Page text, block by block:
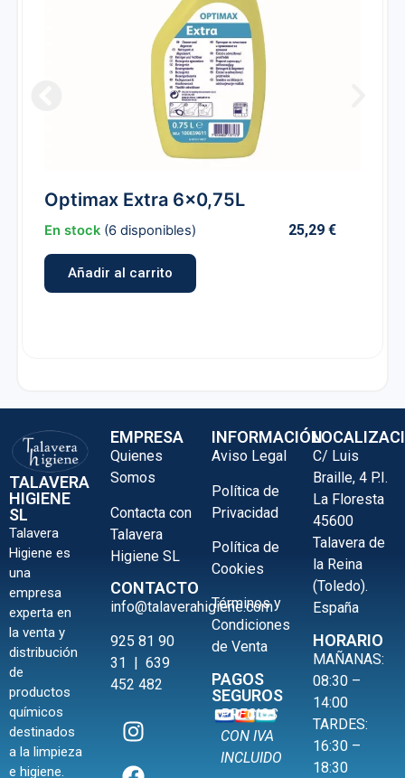
Optimax Extra 6×0,75L
En stock (6 disponibles) 25,29€
Añadir al carrito
TALAVERA
HIGIENE
SL
Talavera
Higiene es
una
empresa
experta en
la venta y
distribución
de
productos
químicos
destinados
a la limpieza
e higiene.
EMPRESA
Quienes
Somos
Contacta con
Talavera
Higiene SL
CONTACTO
info@talaverahigiene.com
925 81 90
31
639
452 482
INFORMACIÓN
Aviso Legal
Política de
Privacidad
Política de
Cookies
Términos y
Condiciones
de Venta
PAGOS
SEGUROS
PRECIOS
CON IVA
INCLUIDO
C/ Luis
Braille, 4 P.I.
La Floresta
45600
Talavera de
la Reina
(Toledo).
España
HORARIO
MAÑANAS:
08:30 –
14:00
TARDES:
16:30 –
18:30